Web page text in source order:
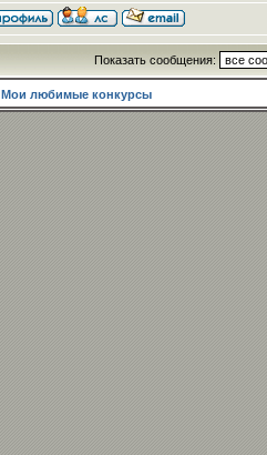
Показать сообщения:
Мои любимые конкурсы